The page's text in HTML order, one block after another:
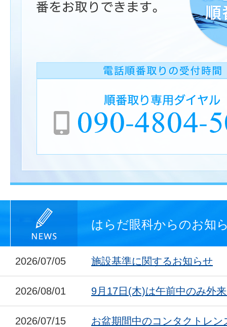
はらだ眼科からのお知
2026/07/05 施設基準に関するお知らせ
2026/08/01 9月17日(木)は午前中のみ外
2026/07/15 お盆期間中のコンタクトレン